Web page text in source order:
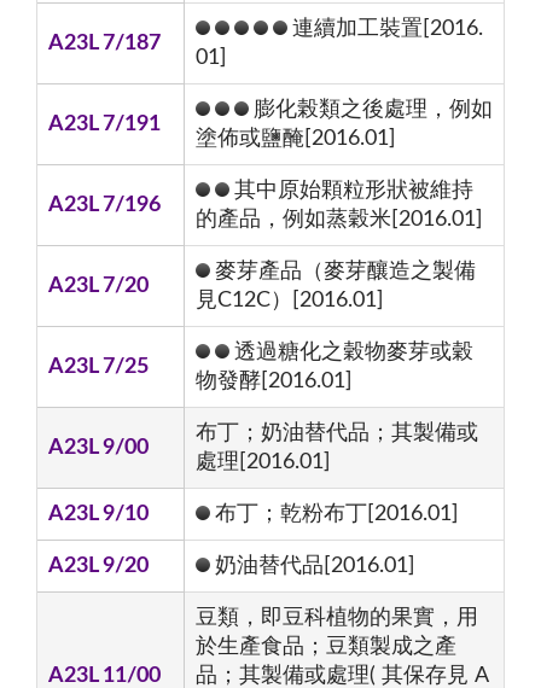
A23L 7/187
連續加工裝置[2016.
01]
A23L 7/191
膨化榖類之後處理，例如
塗佈或鹽醃[2016.01]
A23L 7/196
其中原始顆粒形狀被維持
的產品，例如蒸穀米[2016.01]
A23L 7/20
麥芽產品（麥芽釀造之製備
見C12C）[2016.01]
A23L 7/25
透過糖化之穀物麥芽或穀
物發酵[2016.01]
A23L 9/00
布丁；奶油替代品；其製備或
處理[2016.01]
A23L 9/10 布丁；乾粉布丁[2016.01]
A23L 9/20 奶油替代品[2016.01]
A23L 11/00
豆類，即豆科植物的果實，用
於生產食品；豆類製成之產
品；其製備或處理( 其保存見 A